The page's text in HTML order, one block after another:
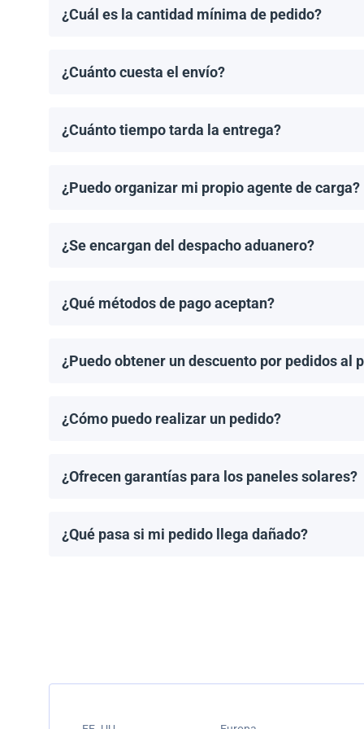
¿Cuál es la cantidad mínima de pedido?
¿Cuánto cuesta el envío?
¿Cuánto tiempo tarda la entrega?
¿Puedo organizar mi propio agente de carga?
¿Se encargan del despacho aduanero?
¿Qué métodos de pago aceptan?
¿Puedo obtener un descuento por pedidos al
¿Cómo puedo realizar un pedido?
¿Ofrecen garantías para los paneles solares?
¿Qué pasa si mi pedido llega dañado?